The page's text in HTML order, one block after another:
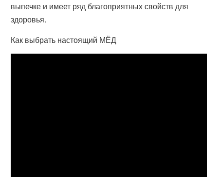
выпечке и имеет ряд благоприятных свойств для
здоровья.
Как выбрать настоящий МЁД